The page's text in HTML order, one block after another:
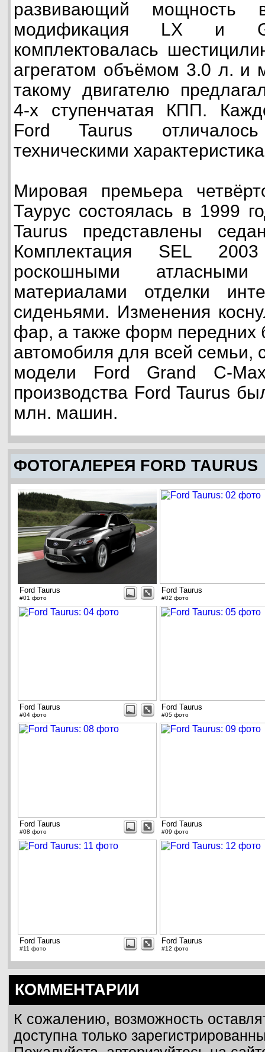
развивающий
модификация LX и
комплектовалась
агрегатом объёмом 3.0 л. и
такому двигателю
4-х ступенчатая КПП.
Ford Taurus
техническими
Мировая премьера
Таурус состоялась в 1999
Taurus представлены
Комплектация SEL
роскошными
материалами отделки
сиденьями. Изменения
фар, а также форм передних
автомобиля для всей семьи,
модели Ford Grand C-
производства Ford Taurus
млн. машин.
ФОТОГАЛЕРЕЯ FORD TAURUS
Ford Taurus
#01 фото
Ford Taurus
#02 фото
Ford Taurus
#04 фото
Ford Taurus
#05 фото
Ford Taurus
#08 фото
Ford Taurus
#09 фото
Ford Taurus
#11 фото
Ford Taurus
#12 фото
КОММЕНТАРИИ
К сожалению, возможность
доступна только